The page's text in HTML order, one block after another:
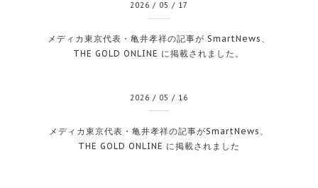
2026 / 05 / 17
メディカ東京代表・亀井孝祥の記事が SmartNews、
THE GOLD ONLINE に掲載されました。
2026 / 05 / 16
メディカ東京代表・亀井孝祥の記事がSmartNews、
THE GOLD ONLINE に掲載されました